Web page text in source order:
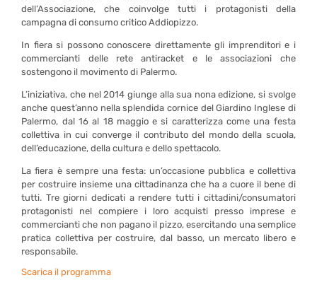
dell’Associazione, che coinvolge tutti i protagonisti della
campagna di consumo critico Addiopizzo.
In fiera si possono conoscere direttamente gli imprenditori e i
commercianti delle rete antiracket e le associazioni che
sostengono il movimento di Palermo.
L’iniziativa, che nel 2014 giunge alla sua nona edizione, si svolge
anche quest’anno nella splendida cornice del Giardino Inglese di
Palermo, dal 16 al 18 maggio e si caratterizza come una festa
collettiva in cui converge il contributo del mondo della scuola,
dell’educazione, della cultura e dello spettacolo.
La fiera è sempre una festa: un’occasione pubblica e collettiva
per costruire insieme una cittadinanza che ha a cuore il bene di
tutti. Tre giorni dedicati a rendere tutti i cittadini/consumatori
protagonisti nel compiere i loro acquisti presso imprese e
commercianti che non pagano il pizzo, esercitando una semplice
pratica collettiva per costruire, dal basso, un mercato libero e
responsabile.
Scarica il programma